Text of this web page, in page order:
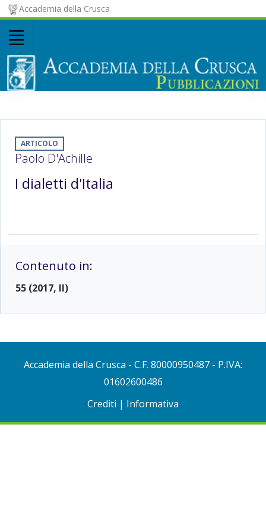
Accademia della Crusca
ARTICOLO
Paolo D'Achille
I dialetti d'Italia
Contenuto in:
55 (2017, II)
Accademia della Crusca - C.F. 80000950487 - P.IVA:
01602600486
Crediti | Informativa